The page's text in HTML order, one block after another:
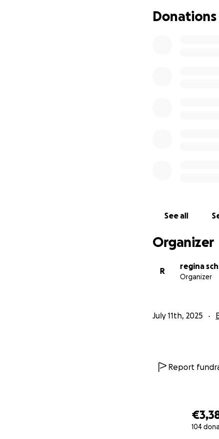
104
Nederland
Om mij , regina
Donations
See all
Organizer
R
regina
Organizer
July 11th, 2025
Report